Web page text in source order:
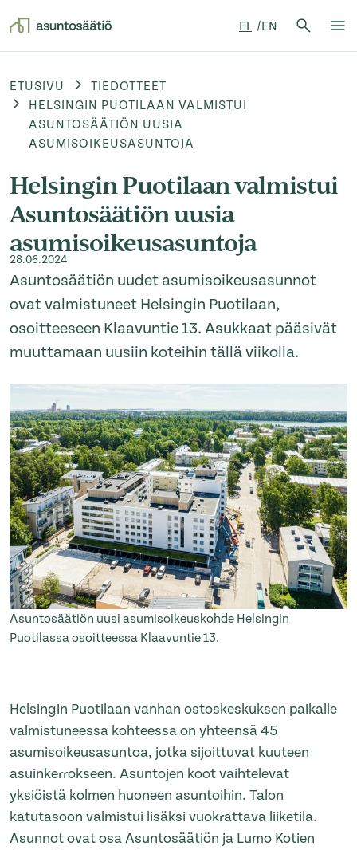
FI EN
Hae:
ETUSIVU
TIEDOTTEET
HELSINGIN PUOTILAAN VALMISTUI
ASUNTOSÄÄTIÖN UUSIA
ASUMISOIKEUSASUNTOJA
Helsingin Puotilaan valmistui
Asuntosäätiön uusia
asumisoikeusasuntoja
28.06.2024
Asuntosäätiön uudet asumisoikeusasunnot
ovat valmistuneet Helsingin Puotilaan,
osoitteeseen Klaavuntie 13. Asukkaat pääsivät
muuttamaan uusiin koteihin tällä viikolla.
Asuntosäätiön uusi asumisoikeuskohde Helsingin
Puotilassa osoitteessa Klaavuntie 13.
Helsingin Puotilaan vanhan ostoskeskuksen paikalle
valmistuneessa kohteessa on yhteensä 45
asumisoikeusasuntoa, jotka sijoittuvat kuuteen
asuinkerrokseen. Asuntojen koot vaihtelevat
yksiöistä kolmen huoneen asuntoihin. Talon
katutasoon valmistui lisäksi vuokrattava liiketila.
Asunnot ovat osa Asuntosäätiön ja Lumo Kotien